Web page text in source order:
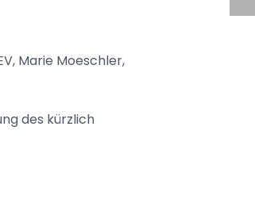
Marie Moeschler,
des kürzlich